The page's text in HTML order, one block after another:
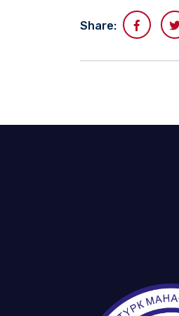
Share: